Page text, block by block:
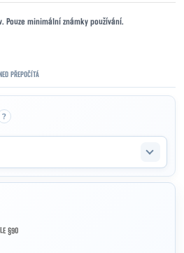
Pouze minimální známky používání.
PŘEPOČÍTÁ
?
§90